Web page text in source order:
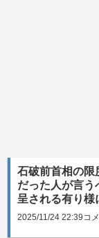
石破前首相の限
だった人が言う
呈される有り様
2025/11/24 22:39コ